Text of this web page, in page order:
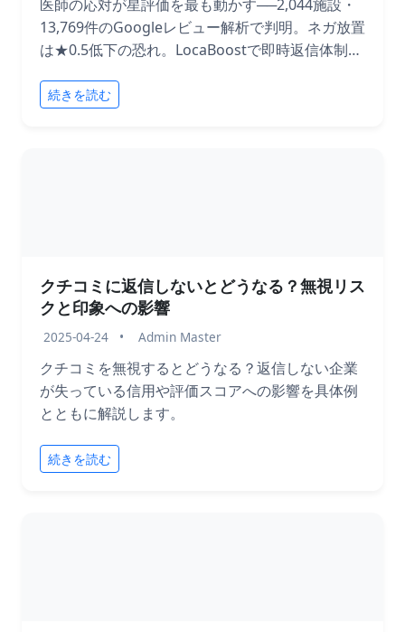
医師の応対が星評価を最も動かす──2,044施設・
13,769件のGoogleレビュー解析で判明。ネガ放置
は★0.5低下の恐れ。LocaBoostで即時返信体制を
続きを読む
クチコミに返信しないとどうなる？無視リス
クと印象への影響
2025-04-24 • Admin Master
クチコミを無視するとどうなる？返信しない企業
が失っている信用や評価スコアへの影響を具体例
とともに解説します。
続きを読む